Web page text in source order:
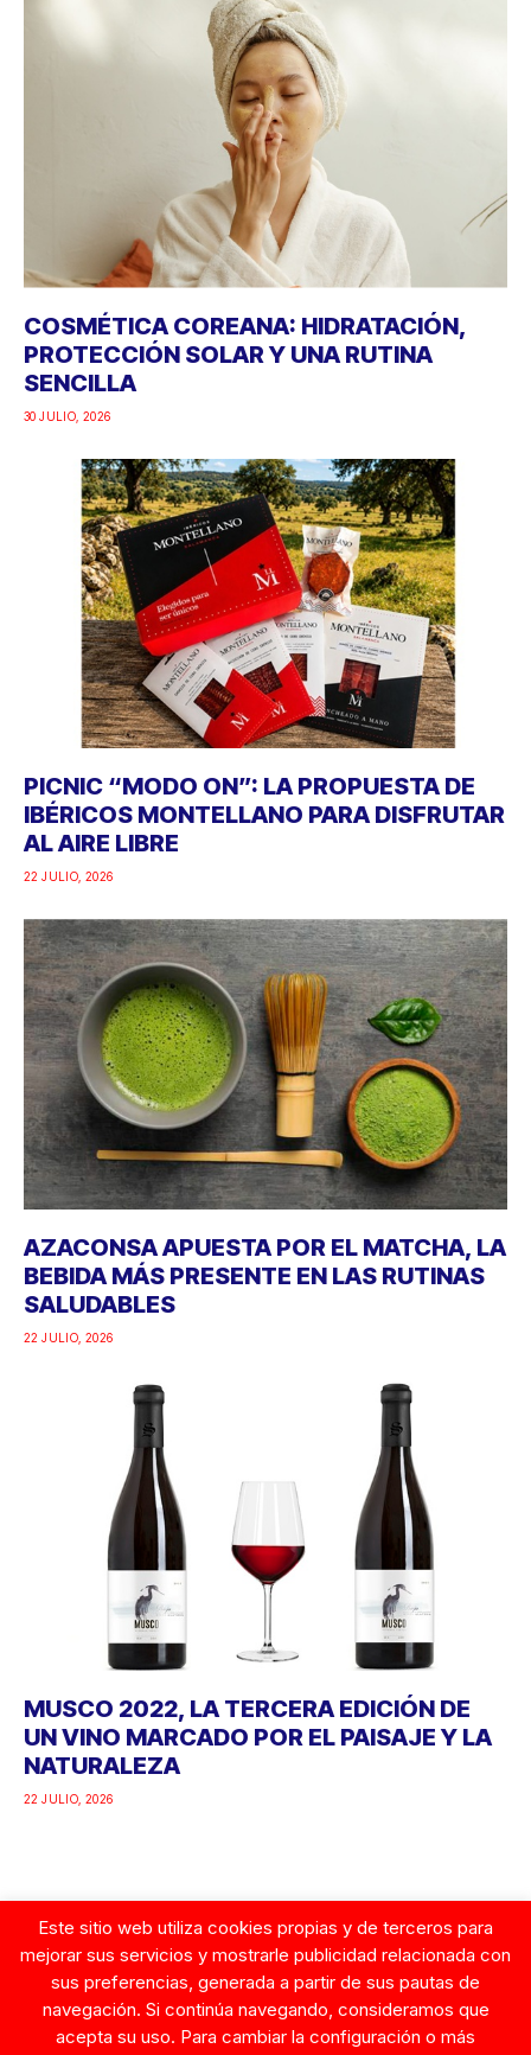
COSMÉTICA COREANA: HIDRATACIÓN,
PROTECCIÓN SOLAR Y UNA RUTINA
SENCILLA
30 JULIO, 2026
PICNIC “MODO ON”: LA PROPUESTA DE
IBÉRICOS MONTELLANO PARA DISFRUTAR
AL AIRE LIBRE
22 JULIO, 2026
AZACONSA APUESTA POR EL MATCHA, LA
BEBIDA MÁS PRESENTE EN LAS RUTINAS
SALUDABLES
22 JULIO, 2026
MUSCO 2022, LA TERCERA EDICIÓN DE
UN VINO MARCADO POR EL PAISAJE Y LA
NATURALEZA
22 JULIO, 2026
Google
Este sitio web utiliza cookies propias y de terceros para
mejorar sus servicios y mostrarle publicidad relacionada con
sus preferencias, generada a partir de sus pautas de
navegación. Si continúa navegando, consideramos que
acepta su uso. Para cambiar la configuración o más